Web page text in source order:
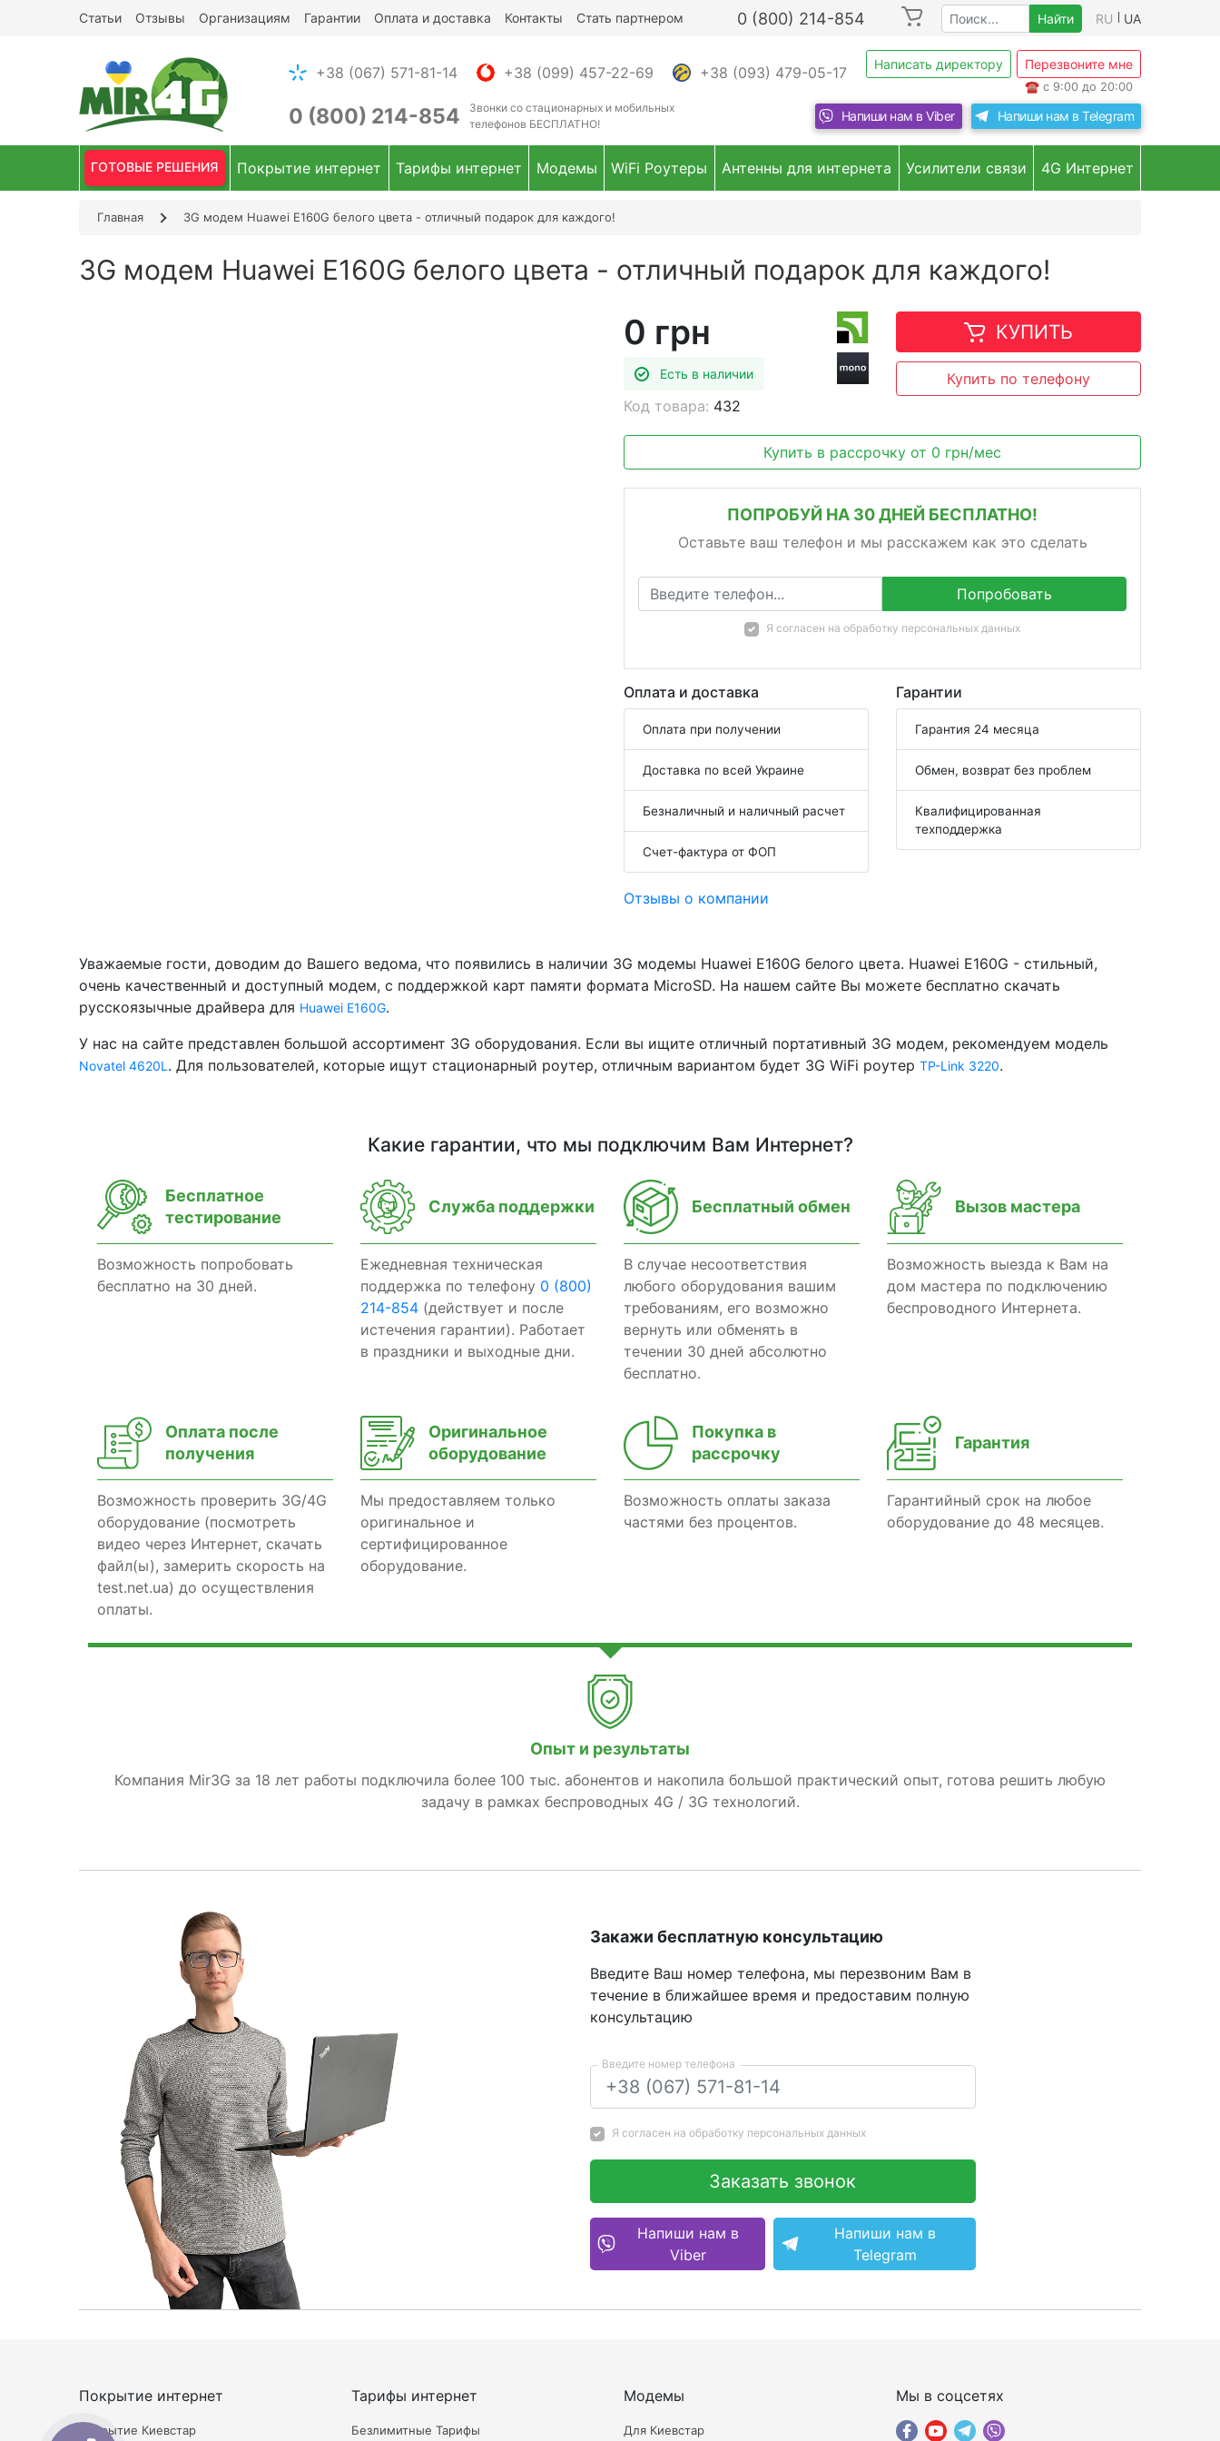
Статьи Отзывы Организациям Гарантии Оплата и доставка Контакты Стать партнером 0 (800) 214-854 Найти RU UA
+38 (067) 571-81-14 +38 (099) 457-22-69 +38 (093) 479-05-17 Написать директору Перезвоните мне
☎ с 9:00 до 20:00
0 (800) 214-854 Звонки со стационарных и мобильных
телефонов БЕСПЛАТНО! Напиши нам в Viber Напиши нам в Telegram
ГОТОВЫЕ РЕШЕНИЯ Покрытие интернет Тарифы интернет Модемы WiFi Роутеры Антенны для интернета Усилители связи 4G Интернет
Главная 3G модем Huawei E160G белого цвета - отличный подарок для каждого!
3G модем Huawei E160G белого цвета - отличный подарок для каждого!
0 грн
Есть в наличии
Код товара: 432
КУПИТЬ
Купить по телефону
Купить в рассрочку от 0 грн/мес
ПОПРОБУЙ НА 30 ДНЕЙ БЕСПЛАТНО!
Оставьте ваш телефон и мы расскажем как это сделать
Попробовать
Я согласен на обработку персональных данных
Оплата и доставка
Оплата при получении
Доставка по всей Украине
Безналичный и наличный расчет
Счет-фактура от ФОП
Гарантии
Гарантия 24 месяца
Обмен, возврат без проблем
Квалифицированная
техподдержка
Отзывы о компании
Уважаемые гости, доводим до Вашего ведома, что появились в наличии 3G модемы Huawei E160G белого цвета. Huawei E160G - стильный,
очень качественный и доступный модем, с поддержкой карт памяти формата MicroSD. На нашем сайте Вы можете бесплатно скачать
русскоязычные драйвера для Huawei E160G.
У нас на сайте представлен большой ассортимент 3G оборудования. Если вы ищите отличный портативный 3G модем, рекомендуем модель
Novatel 4620L . Для пользователей, которые ищут стационарный роутер, отличным вариантом будет 3G WiFi роутер TP-Link 3220.
Какие гарантии, что мы подключим Вам Интернет?
Бесплатное
тестирование
Возможность попробовать
бесплатно на 30 дней.
Служба поддержки
Ежедневная техническая
поддержка по телефону 0 (800)
214-854 (действует и после
истечения гарантии). Работает
в праздники и выходные дни.
Бесплатный обмен
В случае несоответствия
любого оборудования вашим
требованиям, его возможно
вернуть или обменять в
течении 30 дней абсолютно
бесплатно.
Вызов мастера
Возможность выезда к Вам на
дом мастера по подключению
беспроводного Интернета.
Оплата после
получения
Возможность проверить 3G/4G
оборудование (посмотреть
видео через Интернет, скачать
файл(ы), замерить скорость на
test.net.ua) до осуществления
оплаты.
Оригинальное
оборудование
Мы предоставляем только
оригинальное и
сертифицированное
оборудование.
Покупка в
рассрочку
Возможность оплаты заказа
частями без процентов.
Гарантия
Гарантийный срок на любое
оборудование до 48 месяцев.
Опыт и результаты
Компания Mir3G за 18 лет работы подключила более 100 тыс. абонентов и накопила большой практический опыт, готова решить любую
задачу в рамках беспроводных 4G / 3G технологий.
Закажи бесплатную консультацию
Введите Ваш номер телефона, мы перезвоним Вам в
течение в ближайшее время и предоставим полную
консультацию
Введите номер телефона
Я согласен на обработку персональных данных
Заказать звонок
Напиши нам в
Viber
Напиши нам в
Telegram
Покрытие интернет
Покрытие Киевстар
Тарифы интернет
Безлимитные Тарифы
Модемы
Для Киевстар
Мы в соцсетях
ПОДОБРАТЬ ИНТЕРНЕТ С
ИН
ЖЕНЕРОМ-
КОНСУЛЬТАНТОМ